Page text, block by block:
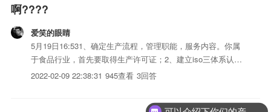
啊????
爱笑的眼睛
5月19日16:531、确定生产流程，管理职能，服务内容。你属
于食品行业，首先要取得生产许可证；2、建立iso三体系认证
化的质量管理体系（也就是编制体系iso三体系认证：编制质
2022-02-09 22:38:31 945查看 3回答